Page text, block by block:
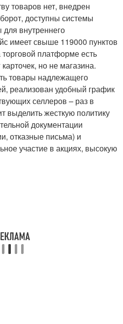
товаров нет, внедрен
доступны системы
внутреннего
имеет свыше 119000 пунктов
платформе есть
но не магазина.
товары надлежащего
реализован удобный график
селлеров – раз в
выделить жесткую политику
документации
отказные письма) и
участие в акциях, высокую